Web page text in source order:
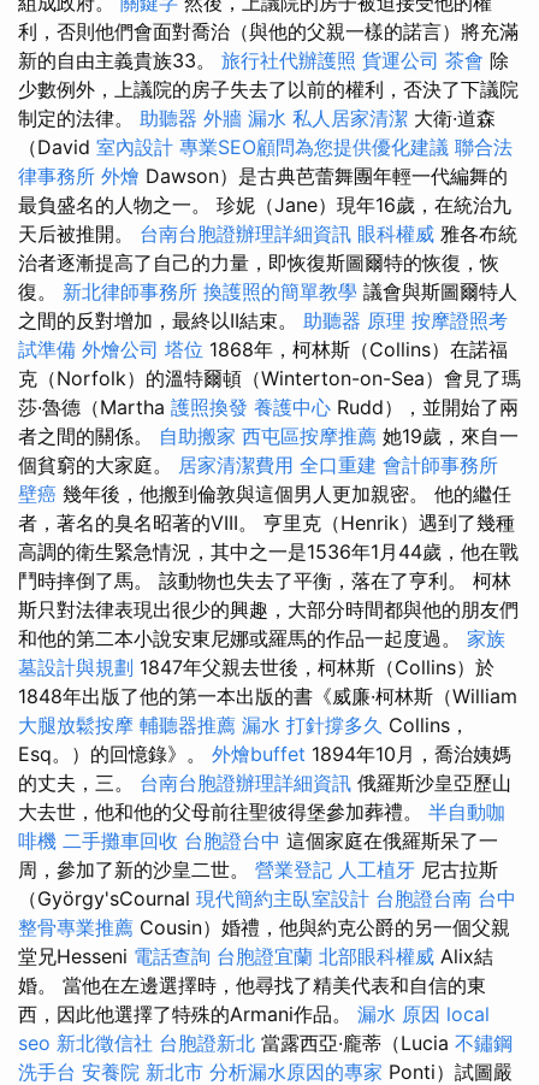
利，否則他們會面對喬治（與他的父親一樣的諾言）將充滿
新的自由主義貴族33。 旅行社代辦護照 貨運公司 茶會 除
少數例外，上議院的房子失去了以前的權利，否決了下議院
制定的法律。 助聽器 外牆 漏水 私人居家清潔 大衛·道森
（David 室內設計 專業SEO顧問為您提供優化建議 聯合法
律事務所 外燴 Dawson）是古典芭蕾舞團年輕一代編舞的
最負盛名的人物之一。 珍妮（Jane）現年16歲，在統治九
天后被推開。 台南台胞證辦理詳細資訊 眼科權威 雅各布統
治者逐漸提高了自己的力量，即恢復斯圖爾特的恢復，恢
復。 新北律師事務所 換護照的簡單教學 議會與斯圖爾特人
之間的反對增加，最終以II結束。 助聽器 原理 按摩證照考
試準備 外燴公司 塔位 1868年，柯林斯（Collins）在諾福
克（Norfolk）的溫特爾頓（Winterton-on-Sea）會見了瑪
莎·魯德（Martha 護照換發 養護中心 Rudd），並開始了兩
者之間的關係。 自助搬家 西屯區按摩推薦 她19歲，來自一
個貧窮的大家庭。 居家清潔費用 全口重建 會計師事務所
壁癌 幾年後，他搬到倫敦與這個男人更加親密。 他的繼任
者，著名的臭名昭著的VIII。 亨里克（Henrik）遇到了幾種
高調的衛生緊急情況，其中之一是1536年1月44歲，他在戰
鬥時摔倒了馬。 該動物也失去了平衡，落在了亨利。 柯林
斯只對法律表現出很少的興趣，大部分時間都與他的朋友們
和他的第二本小說安東尼娜或羅馬的作品一起度過。 家族
墓設計與規劃 1847年父親去世後，柯林斯（Collins）於
1848年出版了他的第一本出版的書《威廉·柯林斯（William
大腿放鬆按摩 輔聽器推薦 漏水 打針撐多久 Collins，
Esq。）的回憶錄》。 外燴buffet 1894年10月，喬治姨媽
的丈夫，三。 台南台胞證辦理詳細資訊 俄羅斯沙皇亞歷山
大去世，他和他的父母前往聖彼得堡參加葬禮。 半自動咖
啡機 二手攤車回收 台胞證台中 這個家庭在俄羅斯呆了一
周，參加了新的沙皇二世。 營業登記 人工植牙 尼古拉斯
（György'sCournal 現代簡約主臥室設計 台胞證台南 台中
整骨專業推薦 Cousin）婚禮，他與約克公爵的另一個父親
堂兄Hesseni 電話查詢 台胞證宜蘭 北部眼科權威 Alix結
婚。 當他在左邊選擇時，他尋找了精美代表和自信的東
西，因此他選擇了特殊的Armani作品。 漏水 原因 local
seo 新北徵信社 台胞證新北 當露西亞·龐蒂（Lucia 不鏽鋼
洗手台 安養院 新北市 分析漏水原因的專家 Ponti）試圖嚴